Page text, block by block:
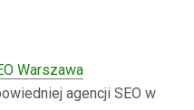
Warszawa
agencji SEO w